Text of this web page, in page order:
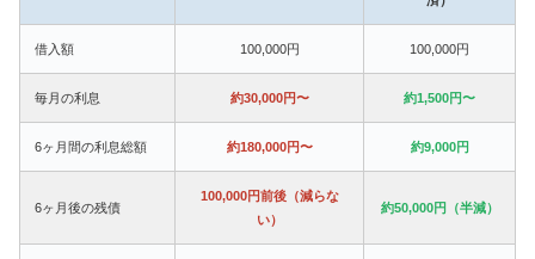
借入額 100,000円 100,000円
毎月の利息 約30,000円〜 約1,500円〜
6ヶ月間の利息総額 約180,000円〜 約9,000円
6ヶ月後の残債
100,000円前後（減らな
い）
約50,000円（半減）